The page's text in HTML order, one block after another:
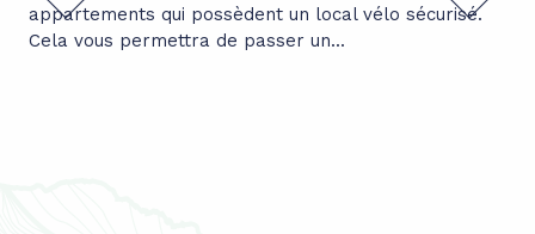
appartements qui possèdent un local vélo sécurisé.
Cela vous permettra de passer un...